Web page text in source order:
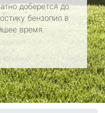
доберется до
бензопил в
время.